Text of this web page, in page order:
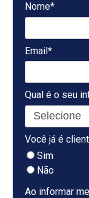
Nome*
Email*
Qual é o seu
Você já é
Sim
Não
Ao informar